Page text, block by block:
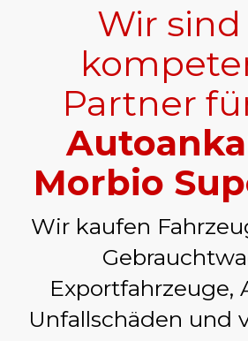
Wir
Partner
Morbio
Wir kaufen
Exportfahrzeuge,
Unfallschäden und